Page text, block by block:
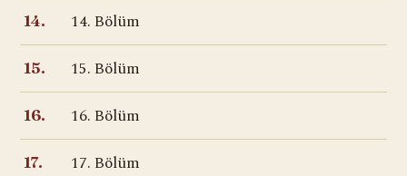
14. 14. Bölüm
15. 15. Bölüm
16. 16. Bölüm
17. 17. Bölüm